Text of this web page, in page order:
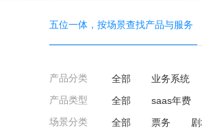
五位一体，按场景查找产品与服务
产品分类 全部 业务系统
产品类型 全部 saas年费
场景分类 全部 票务